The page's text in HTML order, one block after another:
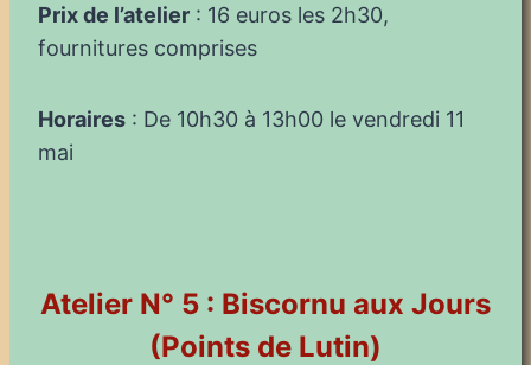
Prix de l’atelier : 16 euros les 2h30,
fournitures comprises
Horaires : De 10h30 à 13h00 le vendredi 11
mai
Atelier N° 5 : Biscornu aux Jours
(Points de Lutin)